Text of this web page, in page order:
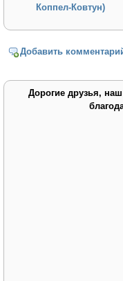
Коппел-Ковтун)
Добавить
Дорогие друзья,